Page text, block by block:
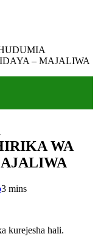
– MAJALIWA
WA
3 mins
kurejesha hali.